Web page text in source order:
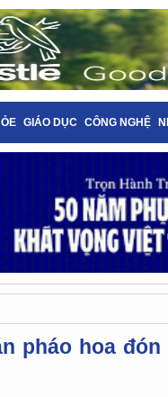
GIÁO DỤC CÔNG NGHỆ
pháo hoa